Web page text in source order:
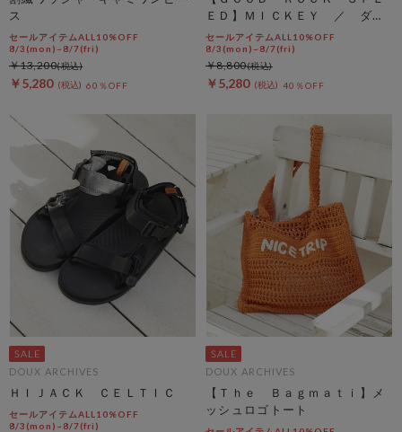
ス
セールアイテムALL10%OFF
8/3(mon)~8/7(fri)
￥5,280 60％OFF
￥13,200
ＥＤ】ＭＩＣＫＥＹ ／ ダメ
ージＴＥＥ
セールアイテムALL10%OFF
8/3(mon)~8/7(fri)
￥5,280 40％OFF
￥8,800
DOUX ARCHIVES
ＨＩＪＡＣＫ ＣＥＬＴＩＣ
セールアイテムALL10%OFF
8/3(mon)~8/7(fri)
DOUX ARCHIVES
【Ｔｈｅ Ｂａｇｍａｔｉ】メ
ッシュロゴトート